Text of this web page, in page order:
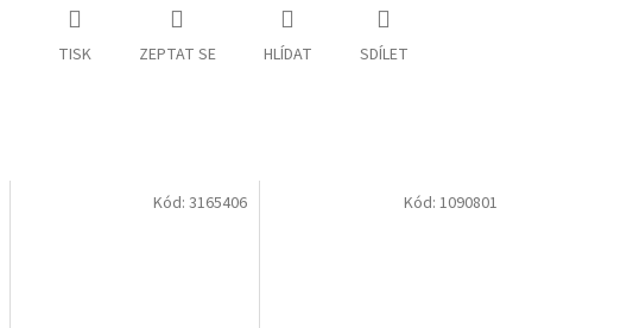
TISK ZEPTAT SE HLÍDAT SDÍLET
Kód:3165406 Kód: 1090801